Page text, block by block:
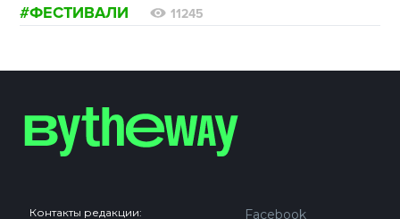
#ФЕСТИВАЛИ 11245
Контакты редакции:
Facebook